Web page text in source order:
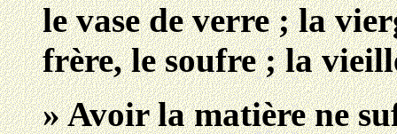
le vase de verre ; la
frère, le soufre ; la
» Avoir la matière ne